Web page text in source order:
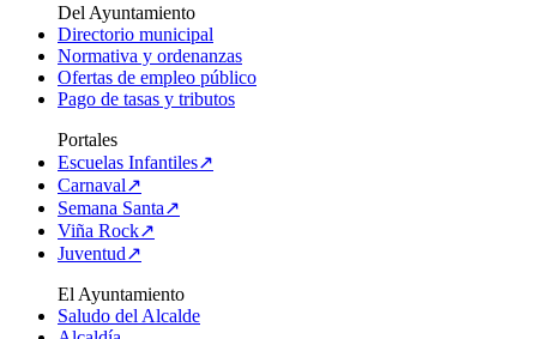
Del Ayuntamiento
Directorio municipal
Normativa y ordenanzas
Ofertas de empleo público
Pago de tasas y tributos
Portales
Escuelas Infantiles↗
Carnaval↗
Semana Santa↗
Viña Rock↗
Juventud↗
El Ayuntamiento
Saludo del Alcalde